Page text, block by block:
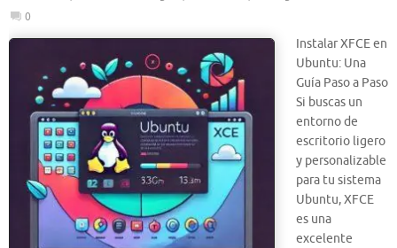
0
Instalar XFCE en
Ubuntu: Una
Guía Paso a Paso
Si buscas un
entorno de
escritorio ligero
y personalizable
para tu sistema
Ubuntu, XFCE
es una
excelente